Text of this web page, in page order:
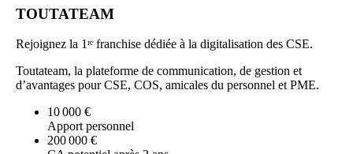
TOUTATEAM
Rejoignez la 1ʳᵉ franchise dédiée à la digitalisation des CSE.
Toutateam, la plateforme de communication, de gestion et
d’avantages pour CSE, COS, amicales du personnel et PME.
10 000 €
Apport personnel
200 000 €